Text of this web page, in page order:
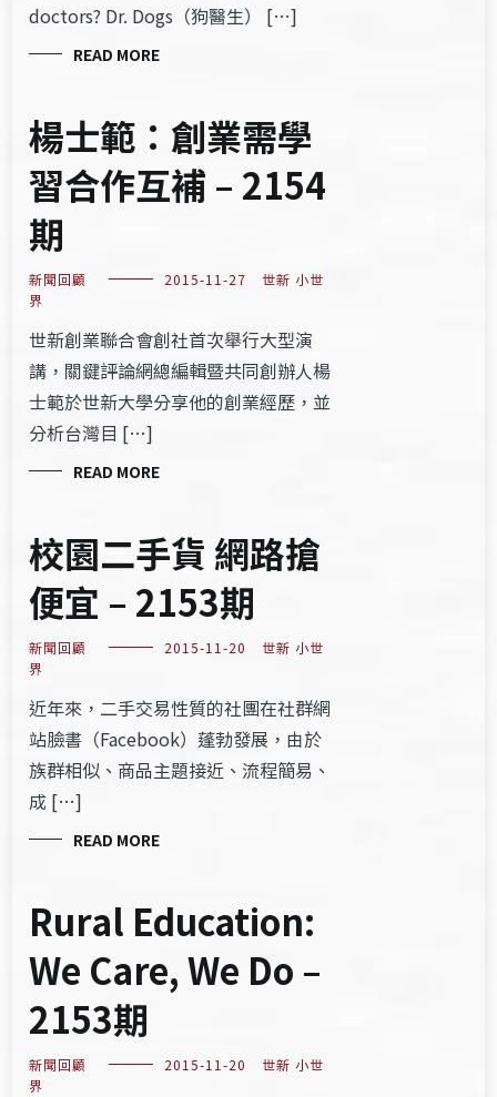
doctors? Dr. Dogs（狗醫生） […]
READ MORE
楊士範：創業需學
習合作互補 – 2154
期
新聞回顧 2015-11-27
世新 小世
界
世新創業聯合會創社首次舉行大型演
講，關鍵評論網總編輯暨共同創辦人楊
士範於世新大學分享他的創業經歷，並
分析台灣目 […]
READ MORE
校園二手貨 網路搶
便宜 – 2153期
新聞回顧 2015-11-20
世新 小世
界
近年來，二手交易性質的社團在社群網
站臉書（Facebook）蓬勃發展，由於
族群相似、商品主題接近、流程簡易、
成 […]
READ MORE
Rural Education:
We Care, We Do –
2153期
新聞回顧 2015-11-20
世新 小世
界